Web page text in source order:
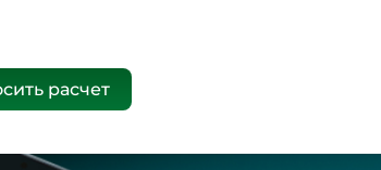
расчет